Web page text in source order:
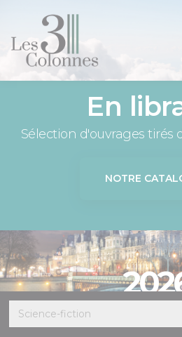
En
Sélection d'ouvrages tirés
NOTRE